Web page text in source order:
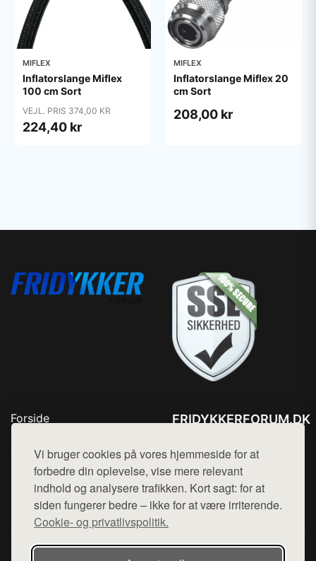
Vi bruger cookies på vores hjemmeside for at
forbedre din oplevelse, vise mere relevant
indhold og analysere trafikken. Kort sagt: for at
siden fungerer bedre – ikke for at være irriterende.
Cookie- og privatlivspolitik.
MIFLEX
Inflatorslange Miflex
100 cm Sort
VEJL. PRIS 374,00 KR
224,40 kr
MIFLEX
Inflatorslange Miflex 20
cm Sort
208,00 kr
Forside
Top Rabatter
Kontakt
FRIDYKKERFORUM.DK
Mail: hej@want.dk
Cookie- og privatlivspolitik